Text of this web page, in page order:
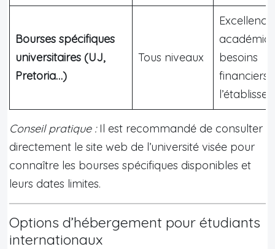
Bourses spécifiques
universitaires (UJ,
Pretoria…)
Tous niveaux
Excellence
besoins
financiers
Conseil pratique :Il est recommandé de consulter
directement le site web de l’université visée pour
connaître les bourses spécifiques disponibles et
leurs dates limites.
Options d’hébergement pour étudiants
internationaux